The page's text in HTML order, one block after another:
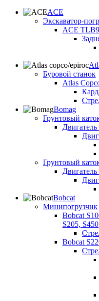
ACE
Экскаватор-
ACE
Буровой станок
Atlas
Bomag
Грунтовый
Грунтовый
Bobcat
Минипогрузчик
Bobcat
S205, S450
Bobcat